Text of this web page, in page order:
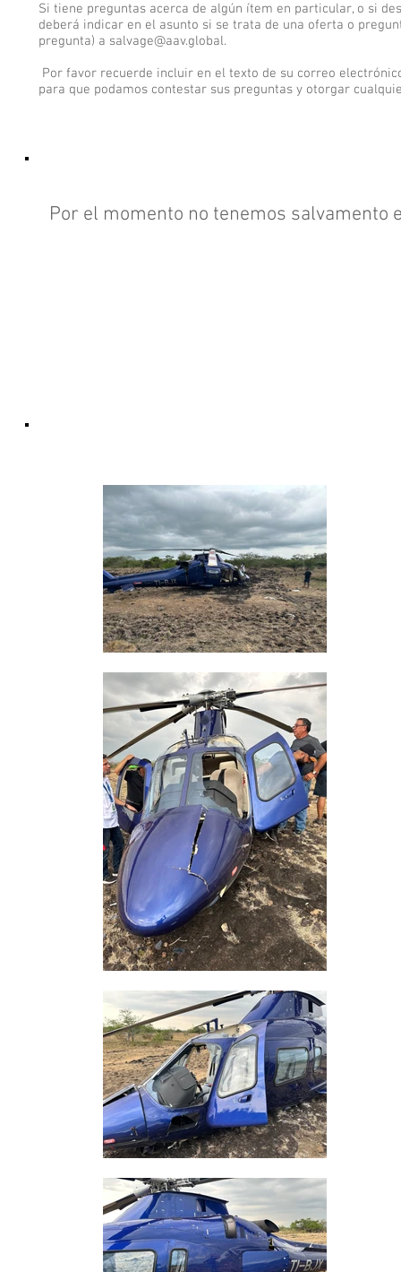
Si tiene preguntas acerca de algún ítem en particular, o si
deberá indicar en el asunto si se trata de una oferta o
pregunta) a salvage@aav.global.
Por favor recuerde incluir en el texto de su correo
para que podamos contestar sus preguntas y otorgar
Por el momento no tenemos salvamento